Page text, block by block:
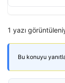
1 yazı
Bu konuyu